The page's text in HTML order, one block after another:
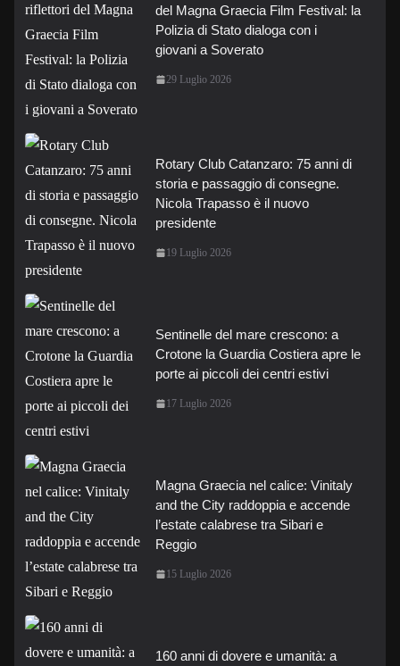
del Magna Graecia Film Festival: la
Polizia di Stato dialoga con i
giovani a Soverato
29 Luglio 2026
Rotary Club Catanzaro: 75 anni di
storia e passaggio di consegne.
Nicola Trapasso è il nuovo
presidente
19 Luglio 2026
Sentinelle del mare crescono: a
Crotone la Guardia Costiera apre le
porte ai piccoli dei centri estivi
17 Luglio 2026
Magna Graecia nel calice: Vinitaly
and the City raddoppia e accende
l’estate calabrese tra Sibari e
Reggio
15 Luglio 2026
160 anni di dovere e umanità: a